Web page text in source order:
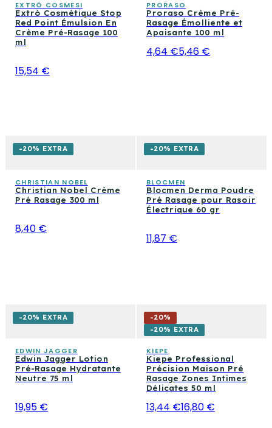
dédiées aux après-rasages, aux blaireau de rasage et
aux accessoires pour le rasage traditionnel pour
construire une routine sur mesure.
EXTRÒ COSMESI
Extrò Cosmétique Stop
Red Point Émulsion En
Crème Pré-Rasage 100
ml
15,54 €
PRORASO
Proraso Crème Pré-
Rasage Émolliente et
Apaisante 100 ml
4,64 €5,46 €
-20% EXTRA
CHRISTIAN NOBEL
Christian Nobel Crème
Pré Rasage 300 ml
8,40 €
-20% EXTRA
BLOCMEN
Blocmen Derma Poudre
Pré Rasage pour Rasoir
Électrique 60 gr
11,87 €
-20% EXTRA
EDWIN JAGGER
Edwin Jagger Lotion
Pré-Rasage Hydratante
Neutre 75 ml
19,95 €
-20%
-20% EXTRA
KIEPE
Kiepe Professional
Précision Maison Pré
Rasage Zones Intimes
Délicates 50 ml
13,44 €16,80 €